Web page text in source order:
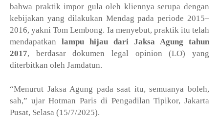
bahwa praktik impor gula oleh kliennya serupa dengan
kebijakan yang dilakukan Mendag pada periode 2015–
2016, yakni Tom Lembong. Ia menyebut, praktik itu telah
mendapatkan lampu hijau dari Jaksa Agung tahun
2017, berdasar dokumen legal opinion (LO) yang
diterbitkan oleh Jamdatun.
“Menurut Jaksa Agung pada saat itu, semuanya boleh,
sah,” ujar Hotman Paris di Pengadilan Tipikor, Jakarta
Pusat, Selasa (15/7/2025).